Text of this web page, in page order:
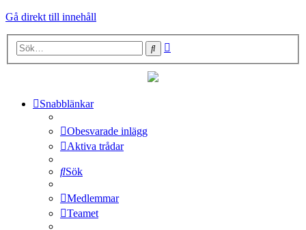
Gå direkt till innehåll
Sök
Snabblänkar
Obesvarade inlägg
Aktiva trådar
Sök
Medlemmar
Teamet